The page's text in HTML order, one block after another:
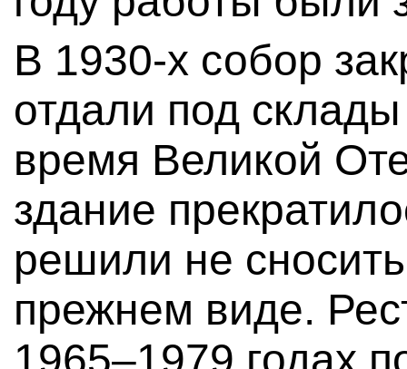
В 1930-х собор
отдали под
время Великой
здание
решили не
прежнем виде.